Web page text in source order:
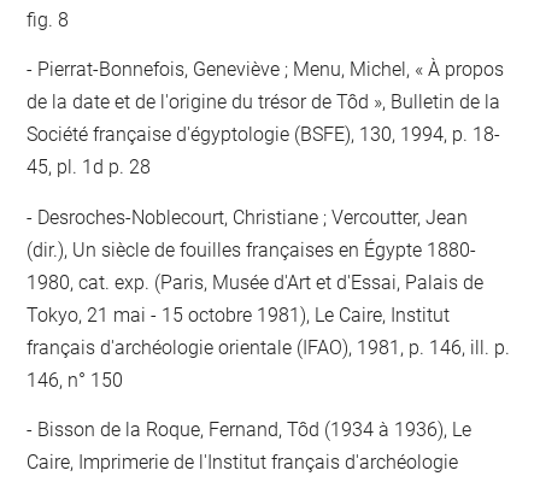
fig. 8
Pierrat-Bonnefois, Geneviève ; Menu, Michel, « À propos
de la date et de l'origine du trésor de Tôd », Bulletin de la
Société française d'égyptologie (BSFE), 130, 1994, p. 18-
45, pl. 1d p. 28
Desroches-Noblecourt, Christiane ; Vercoutter, Jean
(dir.), Un siècle de fouilles françaises en Égypte 1880-
1980, cat. exp. (Paris, Musée d'Art et d'Essai, Palais de
Tokyo, 21 mai - 15 octobre 1981), Le Caire, Institut
français d'archéologie orientale (IFAO), 1981, p. 146, ill. p.
146, n° 150
Bisson de la Roque, Fernand, Tôd (1934 à 1936), Le
Caire, Imprimerie de l'Institut français d'archéologie